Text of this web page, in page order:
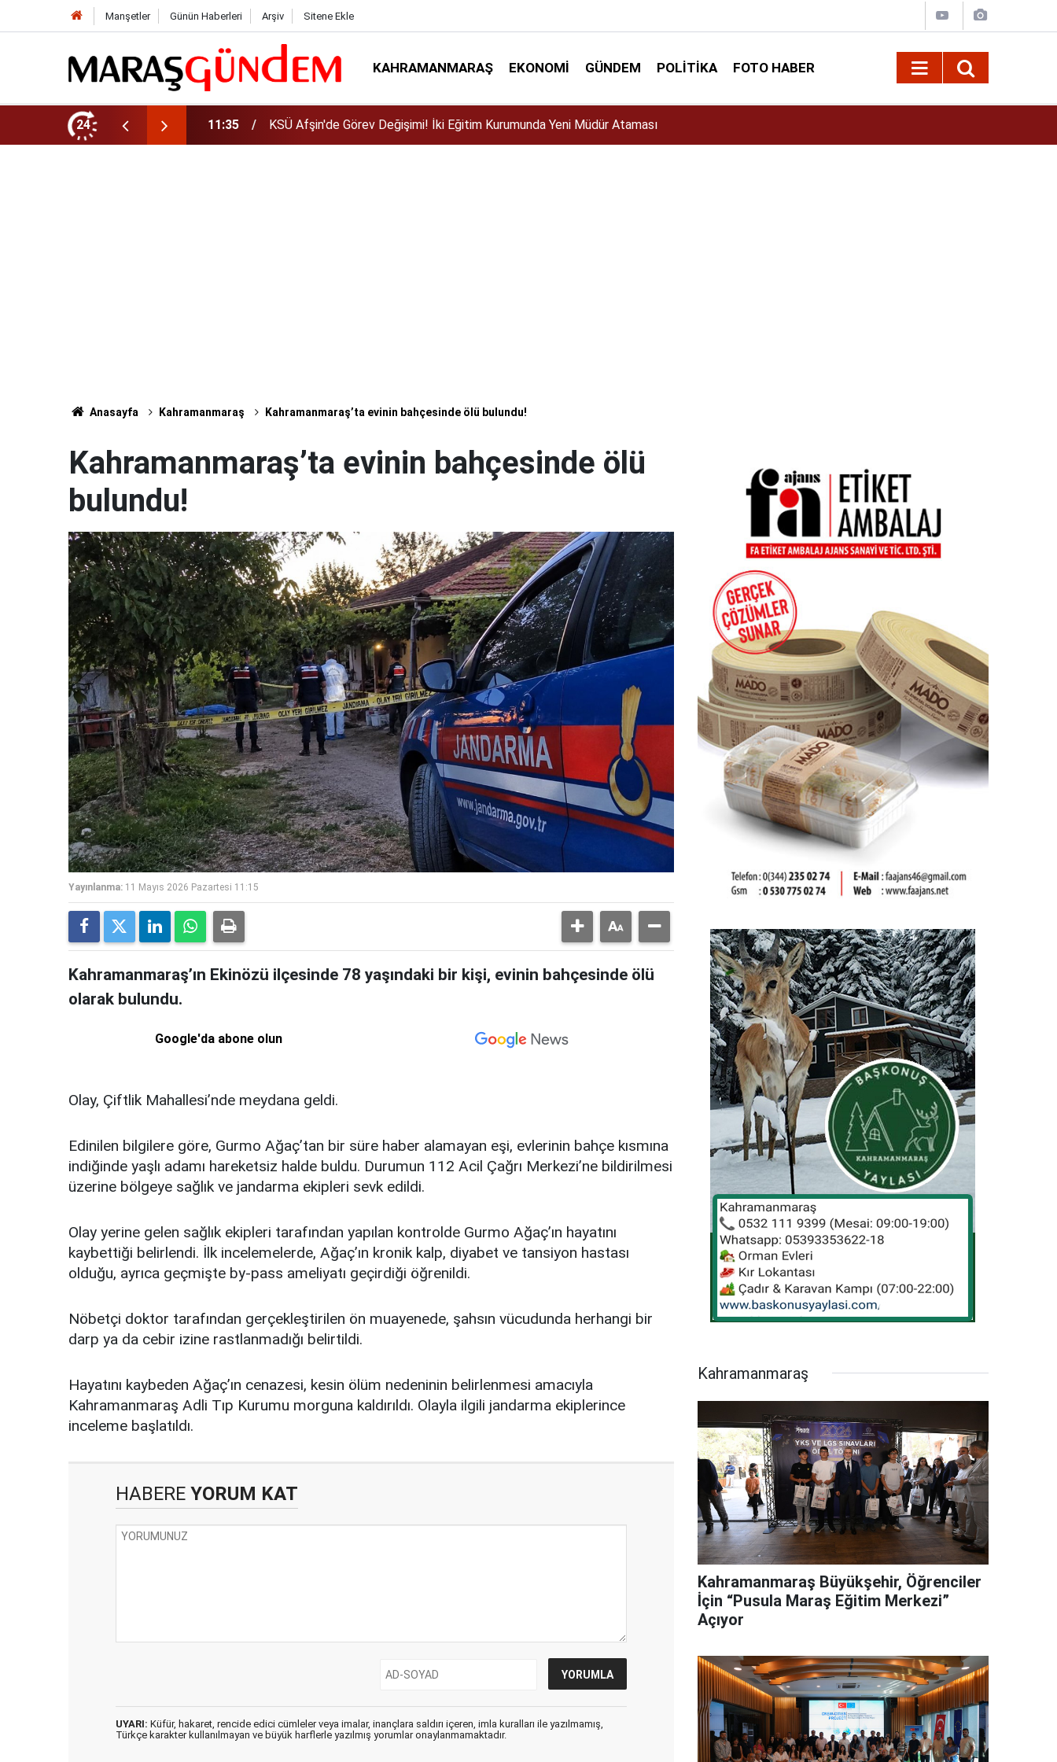
Manşetler Günün Haberleri Arşiv Sitene Ekle
KAHRAMANMARAŞ EKONOMI GÜNDEM POLITIKA FOTO HABER
24
Müdür Ataması 10:14 Funda Arar konser için Kahramanmaraş’a geliyor!
Anasayfa Kahramanmaraş Kahramanmaraş’ta evinin bahçesinde ölü bulundu!
Kahramanmaraş’ta evinin bahçesinde ölü
bulundu!
Yayınlanma: 11 Mayıs 2026 Pazartesi 11:15
Kahramanmaraş’ın Ekinözü ilçesinde 78 yaşındaki bir kişi, evinin bahçesinde ölü
olarak bulundu.
Google'da abone olun
Olay, Çiftlik Mahallesi’nde meydana geldi.
Edinilen bilgilere göre, Gurmo Ağaç’tan bir süre haber alamayan eşi, evlerinin bahçe kısmına
indiğinde yaşlı adamı hareketsiz halde buldu. Durumun 112 Acil Çağrı Merkezi’ne bildirilmesi
üzerine bölgeye sağlık ve jandarma ekipleri sevk edildi.
Olay yerine gelen sağlık ekipleri tarafından yapılan kontrolde Gurmo Ağaç’ın hayatını
kaybettiği belirlendi. İlk incelemelerde, Ağaç’ın kronik kalp, diyabet ve tansiyon hastası
olduğu, ayrıca geçmişte by-pass ameliyatı geçirdiği öğrenildi.
Nöbetçi doktor tarafından gerçekleştirilen ön muayenede, şahsın vücudunda herhangi bir
darp ya da cebir izine rastlanmadığı belirtildi.
Hayatını kaybeden Ağaç’ın cenazesi, kesin ölüm nedeninin belirlenmesi amacıyla
Kahramanmaraş Adli Tıp Kurumu morguna kaldırıldı. Olayla ilgili jandarma ekiplerince
inceleme başlatıldı.
HABERE YORUM KAT
UYARI: Küfür, hakaret, rencide edici cümleler veya imalar, inançlara saldırı içeren, imla kuralları ile yazılmamış,
Türkçe karakter kullanılmayan ve büyük harflerle yazılmış yorumlar onaylanmamaktadır.
Kahramanmaraş
Kahramanmaraş Büyükşehir, Öğrenciler
İçin “Pusula Maraş Eğitim Merkezi”
Açıyor